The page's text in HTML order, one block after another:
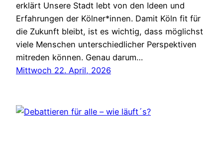
erklärt Unsere Stadt lebt von den Ideen und
Erfahrungen der Kölner*innen. Damit Köln fit für
die Zukunft bleibt, ist es wichtig, dass möglichst
viele Menschen unterschiedlicher Perspektiven
mitreden können. Genau darum…
Mittwoch 22. April, 2026